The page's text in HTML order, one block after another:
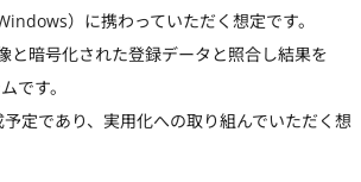
）に携わっていただく想定です。
と暗号化された登録データと照合し結果を
です。
定であり、実用化への取り組んでいただく想